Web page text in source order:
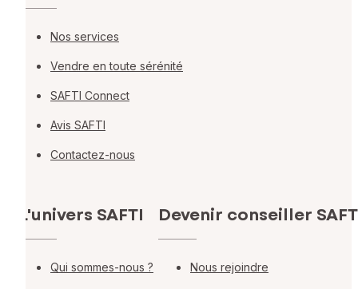
Nos services
Vendre en toute sérénité
SAFTI Connect
Avis SAFTI
Contactez-nous
L'univers SAFTI
Qui sommes-nous ?
Devenir conseiller
Nous rejoindre